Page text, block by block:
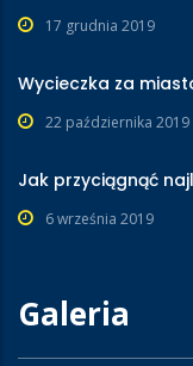
17 grudnia 2019
Wycieczka za
22 października 2019
Jak przyciągnąć
6 września 2019
Galeria